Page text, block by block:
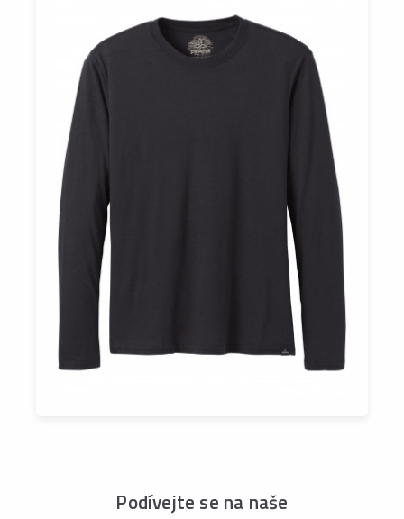
Podívejte se na naše